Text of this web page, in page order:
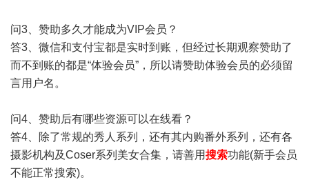
问3、赞助多久才能成为VIP会员？
答3、微信和支付宝都是实时到账，但经过长期观察赞助了
而不到账的都是“体验会员”，所以请赞助体验会员的必须留
言用户名。
问4、赞助后有哪些资源可以在线看？
答4、除了常规的秀人系列，还有其内购番外系列，还有各
摄影机构及Coser系列美女合集，请善用搜索功能(新手会员
不能正常搜索)。